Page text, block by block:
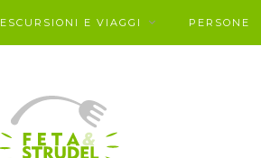
ESCURSIONI E VIAGGI PERSONE